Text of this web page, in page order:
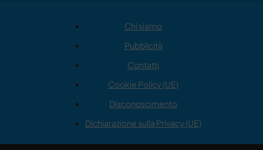
Chi siamo
Pubblicità
Contatti
Cookie Policy (UE)
Disconoscimento
Dichiarazione sulla Privacy (UE)